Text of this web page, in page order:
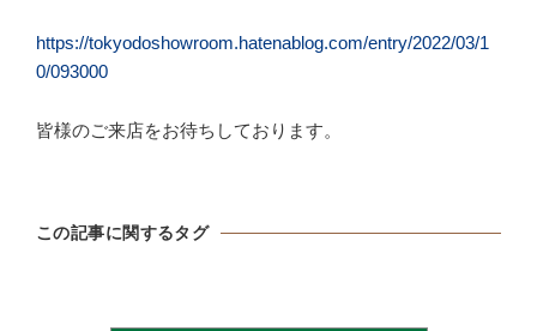
https://tokyodoshowroom.hatenablog.com/entry/2022/03/1
0/093000
皆様のご来店をお待ちしております。
この記事に関するタグ